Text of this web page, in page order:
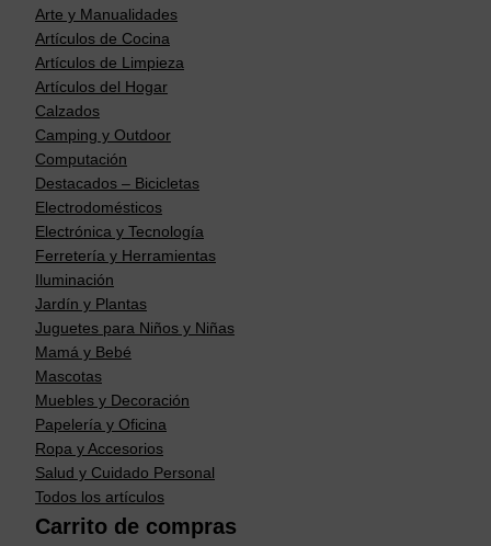
Arte y Manualidades
Artículos de Cocina
Artículos de Limpieza
Artículos del Hogar
Calzados
Camping y Outdoor
Computación
Destacados – Bicicletas
Electrodomésticos
Electrónica y Tecnología
Ferretería y Herramientas
Iluminación
Jardín y Plantas
Juguetes para Niños y Niñas
Mamá y Bebé
Mascotas
Muebles y Decoración
Papelería y Oficina
Ropa y Accesorios
Salud y Cuidado Personal
Todos los artículos
Carrito de compras